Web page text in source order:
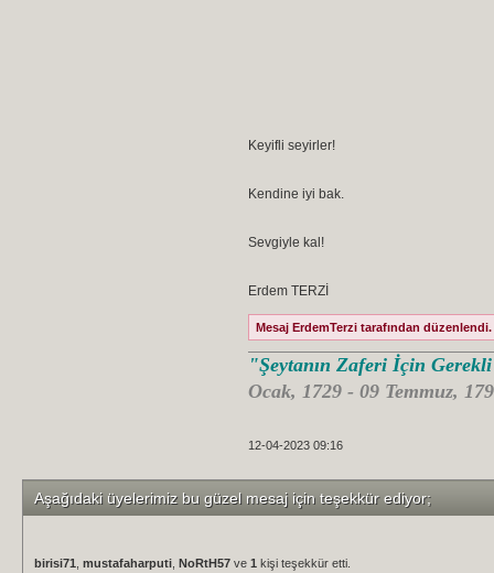
Keyifli seyirler!
Kendine iyi bak.
Sevgiyle kal!
Erdem TERZİ
Mesaj ErdemTerzi tarafından
"Şeytanın Zaferi İçin
Ocak, 1729 - 09 Temmuz,
12-04-2023 09:16
Aşağıdaki üyelerimiz bu güzel mesaj için teşekkür ediyor;
birisi71 mustafaharputi NoRtH57 ve 1 kişi teşekkür etti.